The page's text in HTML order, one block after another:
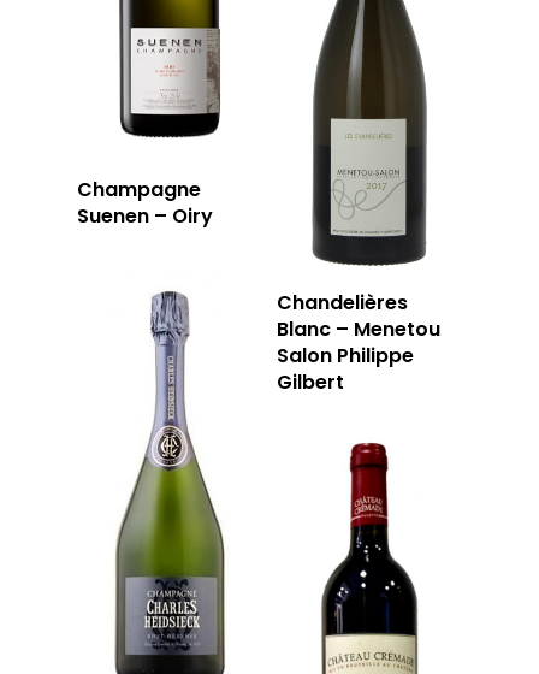
Champagne
Suenen – Oiry
Chandelières
Blanc – Menetou
Salon Philippe
Gilbert